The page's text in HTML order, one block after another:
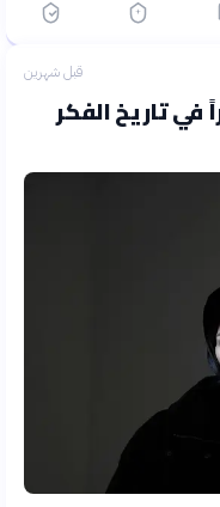
قبل شهرين
في تاريخ الفكر